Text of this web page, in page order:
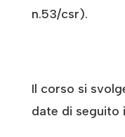
n.53/csr).
Il corso si
date di seguito